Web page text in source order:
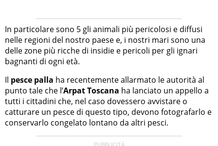
In particolare sono 5 gli animali più pericolosi e diffusi
nelle regioni del nostro paese e, i nostri mari sono una
delle zone più ricche di insidie e pericoli per gli ignari
bagnanti di ogni età.
Il pesce palla ha recentemente allarmato le autorità al
punto tale che l’Arpat Toscana ha lanciato un appello a
tutti i cittadini che, nel caso dovessero avvistare o
catturare un pesce di questo tipo, devono fotografarlo e
conservarlo congelato lontano da altri pesci.